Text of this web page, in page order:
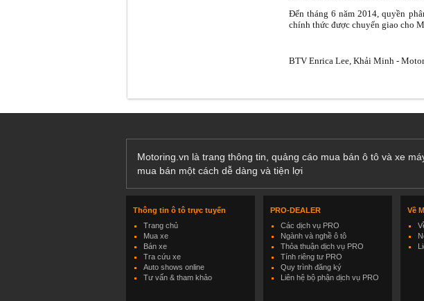
Đến tháng 6 năm 2014, quyền
chính thức được chuyển giao cho
BTV Enrica Lee, Khải Minh -
Motoring.vn là trang thông tin, quảng cáo mua bán ô tô và xe
mua bán một cách dễ dàng và tiện lợi
Thông tin ô tô trực tuyến
Trang chủ
Mua xe
Bán xe
Tra cứu xe
Auto shows online
Tư vấn & tham khảo
PRO-DEALER
Các dịch vụ PRO
Ngành và nghề ô tô
Thỏa thuận dịch vụ PRO
Tính riêng tư PRO
Quy trình đăng ký
Liên hệ bộ phận dịch vụ PRO
Về